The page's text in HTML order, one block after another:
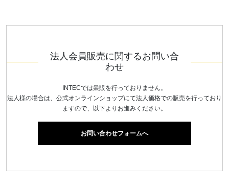
法人会員販売に関するお問い合
わせ
INTECでは業販を行っておりません。
法人様の場合は、公式オンラインショップにて法人価格での販売を行っており
ますので、以下よりお進みください。
お問い合わせフォームへ